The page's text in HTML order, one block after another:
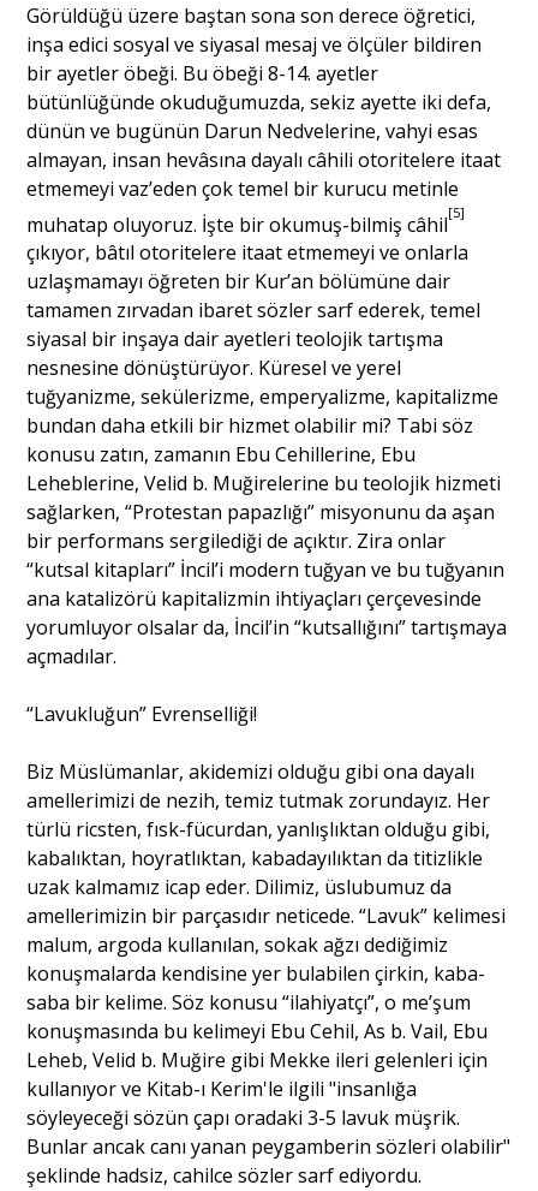
Görüldüğü üzere baştan sona son derece öğretici,
inşa edici sosyal ve siyasal mesaj ve ölçüler bildiren
bir ayetler öbeği. Bu öbeği 8-14. ayetler
bütünlüğünde okuduğumuzda, sekiz ayette iki defa,
dünün ve bugünün Darun Nedvelerine, vahyi esas
almayan, insan hevâsına dayalı câhili otoritelere itaat
etmemeyi vaz’eden çok temel bir kurucu metinle
muhatap oluyoruz. İşte bir okumuş-bilmiş câhil[5]
çıkıyor, bâtıl otoritelere itaat etmemeyi ve onlarla
uzlaşmamayı öğreten bir Kur’an bölümüne dair
tamamen zırvadan ibaret sözler sarf ederek, temel
siyasal bir inşaya dair ayetleri teolojik tartışma
nesnesine dönüştürüyor. Küresel ve yerel
tuğyanizme, sekülerizme, emperyalizme, kapitalizme
bundan daha etkili bir hizmet olabilir mi? Tabi söz
konusu zatın, zamanın Ebu Cehillerine, Ebu
Leheblerine, Velid b. Muğirelerine bu teolojik hizmeti
sağlarken, “Protestan papazlığı” misyonunu da aşan
bir performans sergilediği de açıktır. Zira onlar
“kutsal kitapları” İncil’i modern tuğyan ve bu tuğyanın
ana katalizörü kapitalizmin ihtiyaçları çerçevesinde
yorumluyor olsalar da, İncil’in “kutsallığını” tartışmaya
açmadılar.
“Lavukluğun” Evrenselliği!
Biz Müslümanlar, akidemizi olduğu gibi ona dayalı
amellerimizi de nezih, temiz tutmak zorundayız. Her
türlü ricsten, fısk-fücurdan, yanlışlıktan olduğu gibi,
kabalıktan, hoyratlıktan, kabadayılıktan da titizlikle
uzak kalmamız icap eder. Dilimiz, üslubumuz da
amellerimizin bir parçasıdır neticede. “Lavuk” kelimesi
malum, argoda kullanılan, sokak ağzı dediğimiz
konuşmalarda kendisine yer bulabilen çirkin, kaba-
saba bir kelime. Söz konusu “ilahiyatçı”, o me’şum
konuşmasında bu kelimeyi Ebu Cehil, As b. Vail, Ebu
Leheb, Velid b. Muğire gibi Mekke ileri gelenleri için
kullanıyor ve Kitab-ı Kerim'le ilgili "insanlığa
söyleyeceği sözün çapı oradaki 3-5 lavuk müşrik.
Bunlar ancak canı yanan peygamberin sözleri olabilir"
şeklinde hadsiz, cahilce sözler sarf ediyordu.